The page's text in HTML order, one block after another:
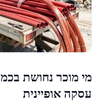
מי מוכר נחושת
עסקה אופיינית